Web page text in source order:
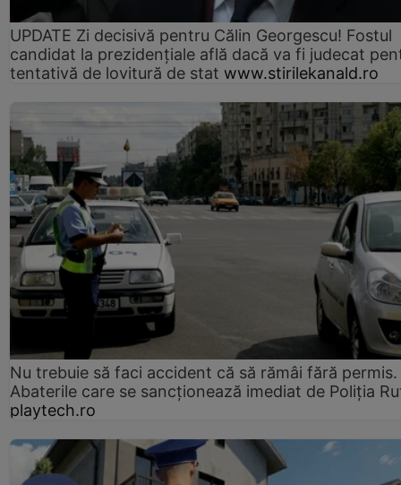
UPDATE Zi decisivă pentru Călin Georgescu! Fostul
candidat la prezidențiale află dacă va fi judecat
tentativă de lovitură de stat www.stirilekanald.ro
Nu trebuie să faci accident că să rămâi fără permis.
Abaterile care se sancționează imediat de Poliţia
playtech.ro